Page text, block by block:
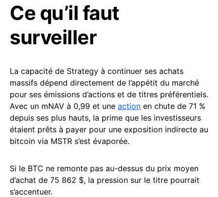
Ce qu’il faut
surveiller
La capacité de Strategy à continuer ses achats
massifs dépend directement de l’appétit du marché
pour ses émissions d’actions et de titres préférentiels.
Avec un mNAV à 0,99 et une action en chute de 71 %
depuis ses plus hauts, la prime que les investisseurs
étaient prêts à payer pour une exposition indirecte au
bitcoin via MSTR s’est évaporée.
Si le BTC ne remonte pas au-dessus du prix moyen
d’achat de 75 862 $, la pression sur le titre pourrait
s’accentuer.